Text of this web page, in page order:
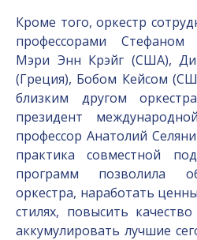
Кроме того, оркестр
профессорами
Мэри Энн Крэйг (США),
(Греция), Бобом Кейсом
близким другом
президент
профессор Анатолий
практика совместной
программ позволила
оркестра, наработать
стилях, повысить
аккумулировать лучшие